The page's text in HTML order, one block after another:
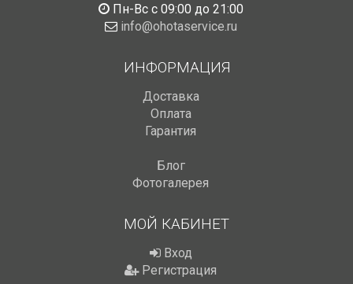
Пн-Вс с 09:00 до 21:00
info@ohotaservice.ru
ИНФОРМАЦИЯ
Доставка
Оплата
Гарантия
Блог
Фотогалерея
МОЙ КАБИНЕТ
Вход
Регистрация